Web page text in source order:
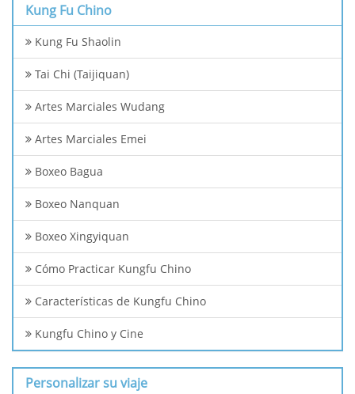
Kung Fu Chino
Kung Fu Shaolin
Tai Chi (Taijiquan)
Artes Marciales Wudang
Artes Marciales Emei
Boxeo Bagua
Boxeo Nanquan
Boxeo Xingyiquan
Cómo Practicar Kungfu Chino
Características de Kungfu Chino
Kungfu Chino y Cine
Personalizar su viaje